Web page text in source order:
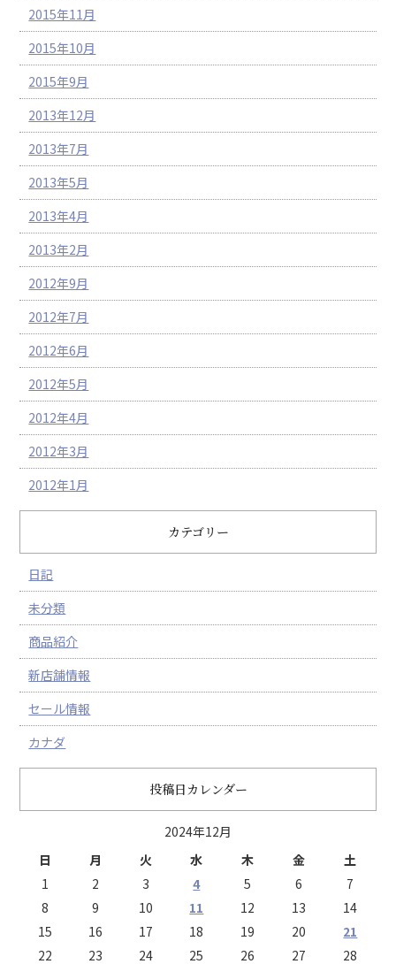
2015年11月
2015年10月
2015年9月
2013年12月
2013年7月
2013年5月
2013年4月
2013年2月
2012年9月
2012年7月
2012年6月
2012年5月
2012年4月
2012年3月
2012年1月
カテゴリー
日記
未分類
商品紹介
新店舗情報
セール情報
カナダ
投稿日カレンダー
2024年12月
日
月 火 水 木 金
土
1
2 3 4 5 6
7
8
9 10 11 12 13
14
15
16 17 18 19 20
21
22
23 24 25 26 27 28